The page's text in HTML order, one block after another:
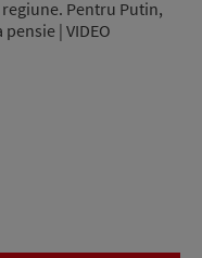
Pentru Putin,
| VIDEO